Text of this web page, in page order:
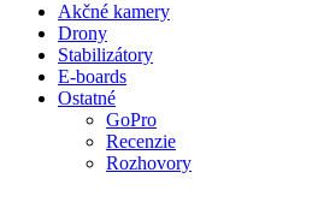
Akčné kamery
Drony
Stabilizátory
E-boards
Ostatné
GoPro
Recenzie
Rozhovory